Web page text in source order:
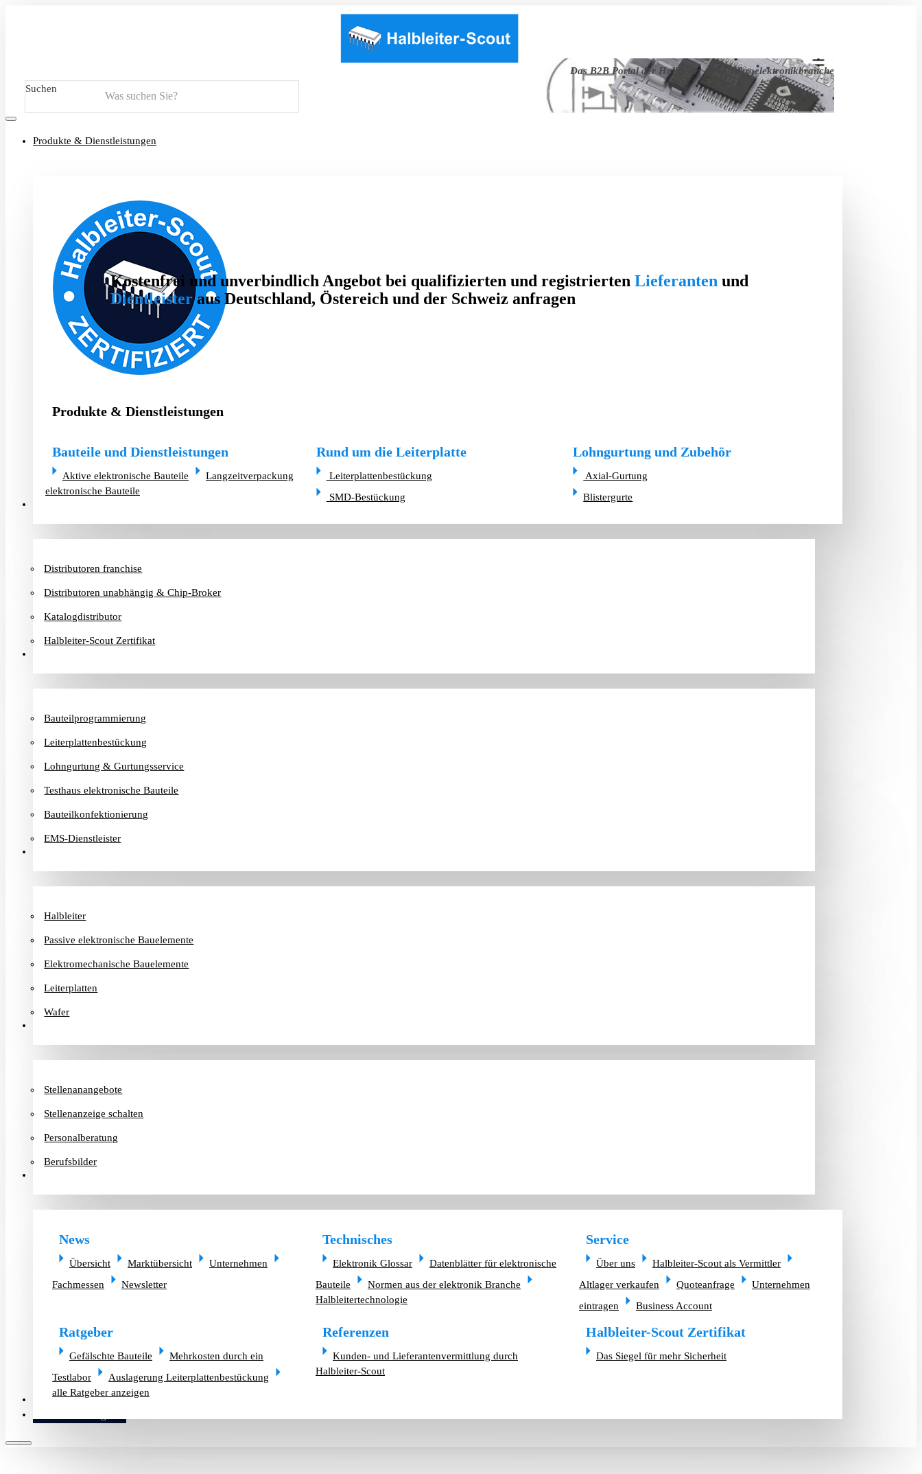
Das B2B Portal der Halbleiter- und Mikroelektronikbranche
Suchen
Produkte & Dienstleistungen
Kostenfrei und unverbindlich Angebot bei qualifizierten und registrierten Lieferanten und
Dientleisteraus Deutschland, Östereich und der Schweiz anfragen
Produkte & Dienstleistungen
Bauteile und Dienstleistungen
Aktive elektronische Bauteile
Langzeitverpackung
elektronische Bauteile
Rund um die Leiterplatte
Leiterplattenbestückung
SMD-Bestückung
Lohngurtung und Zubehör
Axial-Gurtung
Blistergurte
Distributoren franchise
Distributoren unabhängig & Chip-Broker
Katalogdistributor
Halbleiter-Scout Zertifikat
Bauteilprogrammierung
Leiterplattenbestückung
Lohngurtung & Gurtungsservice
Testhaus elektronische Bauteile
Bauteilkonfektionierung
EMS-Dienstleister
Halbleiter
Passive elektronische Bauelemente
Elektromechanische Bauelemente
Leiterplatten
Wafer
Stellenanangebote
Stellenanzeige schalten
Personalberatung
Berufsbilder
News
Übersicht Marktübersicht
Unternehmen
Fachmessen
Newsletter
Technisches
Elektronik Glossar
Datenblätter für elektronische
Bauteile
Normen aus der elektronik Branche
Halbleitertechnologie
Service
Über uns
Halbleiter-Scout als Vermittler
Altlager verkaufen
Quoteanfrage
Unternehmen
eintragen
Business Account
Ratgeber
Gefälschte Bauteile
Mehrkosten durch ein
Testlabor
Auslagerung Leiterplattenbestückung
alle Ratgeber anzeigen
Referenzen
Kunden- und Lieferantenvermittlung durch
Halbleiter-Scout
Halbleiter-Scout Zertifikat
Das Siegel für mehr Sicherheit
Altlager verkaufen